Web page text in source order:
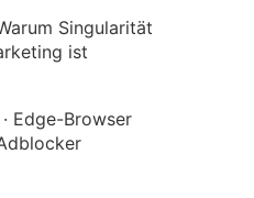
Singularität
ist
Edge-Browser